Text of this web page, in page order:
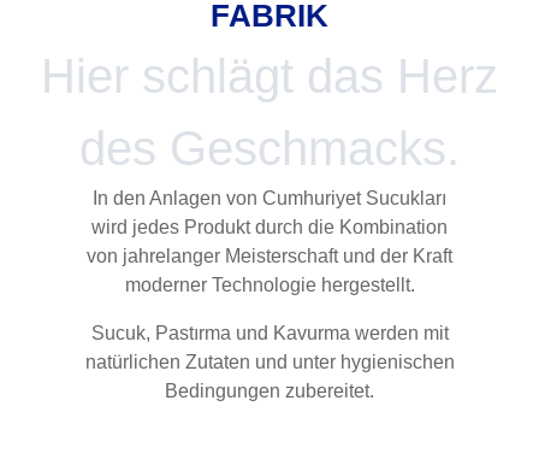
FABRIK
Hier schlägt das Herz
des Geschmacks.
In den Anlagen von Cumhuriyet Sucukları
wird jedes Produkt durch die Kombination
von jahrelanger Meisterschaft und der Kraft
moderner Technologie hergestellt.
Sucuk, Pastırma und Kavurma werden mit
natürlichen Zutaten und unter hygienischen
Bedingungen zubereitet.